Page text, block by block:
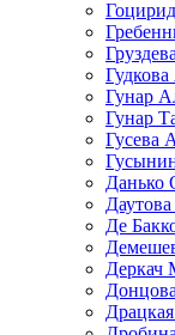
Гунар
Гунар
Гусева
Данько
Де
Деркач